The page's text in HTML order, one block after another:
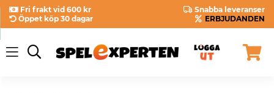
Fri frakt vid 600 kr
Snabba leveranser
Öppet köp 30 dagar
ERBJUDANDEN